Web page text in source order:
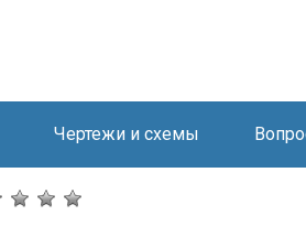
Чертежи и схемы